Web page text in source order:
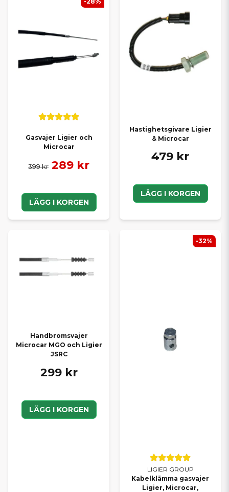
Gasvajer Ligier och
Microcar
399 kr 289 kr
LÄGG I KORGEN
Hastighetsgivare Ligier
& Microcar
479 kr
LÄGG I KORGEN
Handbromsvajer
Microcar MGO och Ligier
JSRC
299 kr
LÄGG I KORGEN
LIGIER GROUP
Kabelklämma gasvajer
Ligier, Microcar,
-32%